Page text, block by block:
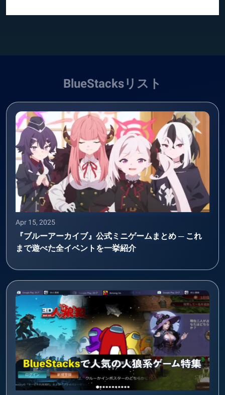
BlueStacksリスト
Apr 15, 2025
『ブルーアーカイブ』公式ミニゲームまとめ ─ これ
まで遊べた全イベントを一挙紹介